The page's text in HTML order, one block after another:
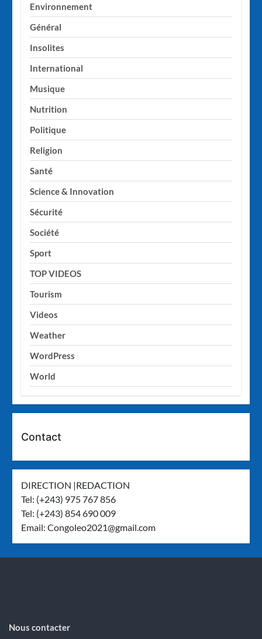
Environnement
Général
Insolites
International
Musique
Nutrition
Politique
Religion
Santé
Science & Innovation
Sécurité
Société
Sport
TOP VIDEOS
Tourism
Videos
Weather
WordPress
World
Contact
DIRECTION |REDACTION
Tel: (+243) 975 767 856
Tel: (+243) 854 690 009
Email:Congoleo2021@gmail.com
Nous contacter